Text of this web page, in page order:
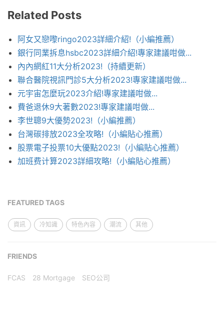
Related Posts
阿女又戀嚟ringo2023詳細介紹!（小編推薦）
銀行同業拆息hsbc2023詳細介紹!專家建議咁做...
內內網紅11大分析2023!（持續更新）
聯合醫院視訊門診5大分析2023!專家建議咁做...
元宇宙怎麼玩2023介紹!專家建議咁做...
費爸退休9大著數2023!專家建議咁做...
李世聰9大優勢2023!（小編推薦）
台灣碳排放2023全攻略!（小編貼心推薦）
股票電子投票10大優點2023!（小編貼心推薦）
加班费计算2023詳細攻略!（小編貼心推薦）
FEATURED TAGS
資訊 冷知識 特色內容 潮流 其他
FRIENDS
FCAS 28 Mortgage SEO公司